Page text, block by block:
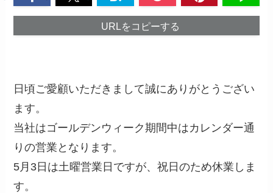
URLをコピーする
日頃ご愛顧いただきまして誠にありがとうござい
ます。
当社はゴールデンウィーク期間中はカレンダー通
りの営業となります。
5月3日は土曜営業日ですが、祝日のため休業しま
す。